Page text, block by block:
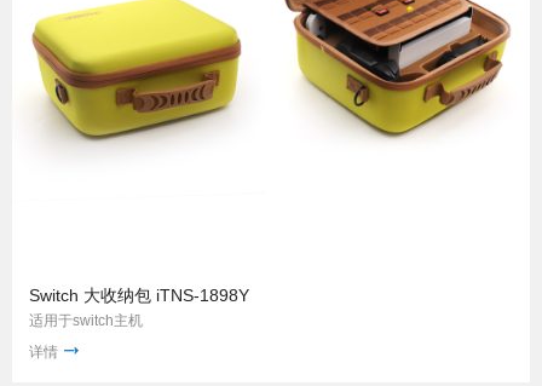
Switch 大收纳包 iTNS-1898Y
适用于switch主机
详情